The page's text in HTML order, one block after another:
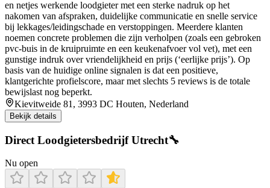
en netjes werkende loodgieter met een sterke nadruk op het
nakomen van afspraken, duidelijke communicatie en snelle service
bij lekkages/leidingschade en verstoppingen. Meerdere klanten
noemen concrete problemen die zijn verholpen (zoals een gebroken
pvc-buis in de kruipruimte en een keukenafvoer vol vet), met een
gunstige indruk over vriendelijkheid en prijs (‘eerlijke prijs’). Op
basis van de huidige online signalen is dat een positieve,
klantgerichte profielscore, maar met slechts 5 reviews is de totale
bewijslast nog beperkt.
Kievitweide 81, 3993 DC Houten, Nederland
Bekijk details
Direct Loodgietersbedrijf Utrecht🔧
Nu open